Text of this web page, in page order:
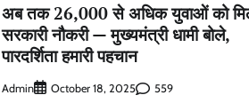
अब तक 26,000 से अधिक युवाओं को
सरकारी नौकरी — मुख्यमंत्री धामी बोले,
पारदर्शिता हमारी पहचान
Admin October 18, 2025 559